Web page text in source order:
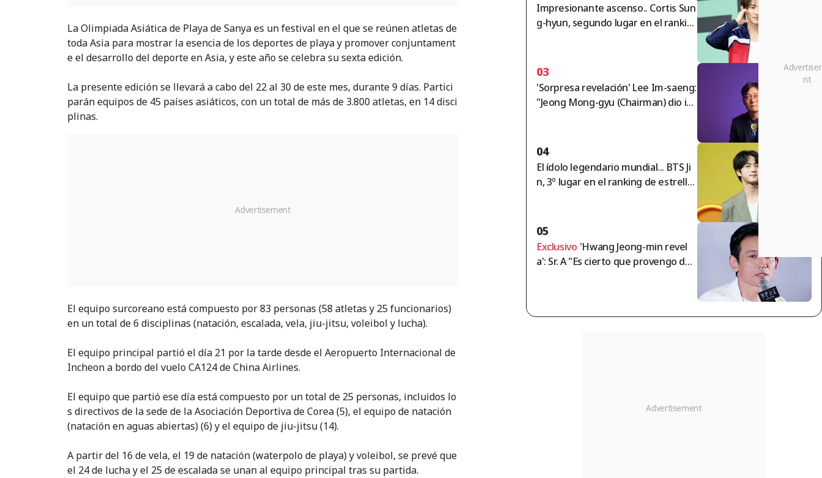
La Olimpiada Asiática de Playa de Sanya es un festival en el que se reúnen atletas de
toda Asia para mostrar la esencia de los deportes de playa y promover conjuntament
e el desarrollo del deporte en Asia, y este año se celebra su sexta edición.
La presente edición se llevará a cabo del 22 al 30 de este mes, durante 9 días. Partici
parán equipos de 45 países asiáticos, con un total de más de 3.800 atletas, en 14 disci
plinas.
El equipo surcoreano está compuesto por 83 personas (58 atletas y 25 funcionarios)
en un total de 6 disciplinas (natación, escalada, vela, jiu-jitsu, voleibol y lucha).
El equipo principal partió el día 21 por la tarde desde el Aeropuerto Internacional de
Incheon a bordo del vuelo CA124 de China Airlines.
El equipo que partió ese día está compuesto por un total de 25 personas, incluidos lo
s directivos de la sede de la Asociación Deportiva de Corea (5), el equipo de natación
(natación en aguas abiertas) (6) y el equipo de jiu-jitsu (14).
A partir del 16 de vela, el 19 de natación (waterpolo de playa) y voleibol, se prevé que
el 24 de lucha y el 25 de escalada se unan al equipo principal tras su partida.
Impresionante ascenso.. Cortis Sun
g-hyun, segundo lugar en el rankin
inos
03
'Sorpresa revelación' Lee Im-saeng:
"Jeong Mong-gyu (Chairman) dio ins
r de Nagaworld...?"
04
El ídolo legendario mundial... BTS Ji
n, 3º lugar en el ranking de estrella
05
Exclusivo 'Hwang Jeong-min revel
a': Sr. A "Es cierto que provengo de